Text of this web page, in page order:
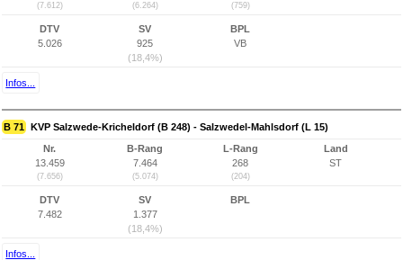
(7.612) (6.264) (759)
DTV
5.026
SV
925
(18,4%)
BPL
VB
Infos...
B 71 KVP Salzwede-Kricheldorf (B 248) - Salzwedel-Mahlsdorf (L 15)
Nr.
13.459
(7.656)
B-Rang
7.464
(5.074)
L-Rang
268
(204)
Land
ST
DTV
7.482
SV
1.377
(18,4%)
BPL
Infos...